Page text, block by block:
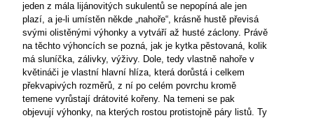
jeden z mála lijánovitých sukulentů se nepopíná ale jen
plazí, a je-li umístěn někde „nahoře“, krásně hustě převisá
svými olistěnými výhonky a vytváří až husté záclony. Právě
na těchto výhoncích se pozná, jak je kytka pěstovaná, kolik
má sluníčka, zálivky, výživy. Dole, tedy vlastně nahoře v
květináči je vlastní hlavní hlíza, která dorůstá i celkem
překvapivých rozměrů, z ní po celém povrchu kromě
temene vyrůstají drátovité kořeny. Na temeni se pak
objevují výhonky, na kterých rostou protistojně páry listů. Ty